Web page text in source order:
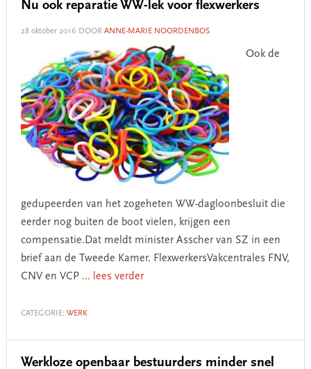
Nu ook reparatie WW-lek voor flexwerkers
28 oktober 2016 DOOR ANNE-MARIE NOORDENBOS
Ook de
gedupeerden van het zogeheten WW-dagloonbesluit die
eerder nog buiten de boot vielen, krijgen een
compensatie.Dat meldt minister Asscher van SZ in een
brief aan de Tweede Kamer. FlexwerkersVakcentrales FNV,
CNV en VCP ... lees verder
CATEGORIE: WERK
Werkloze openbaar bestuurders minder snel